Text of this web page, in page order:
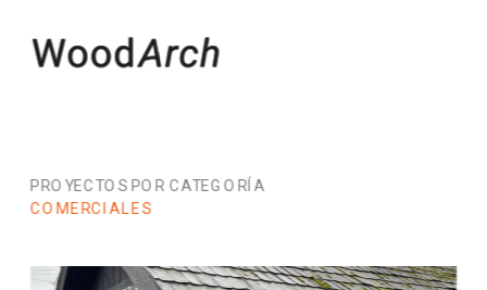
PROYECTOS POR CATEGORÍA
COMERCIALES